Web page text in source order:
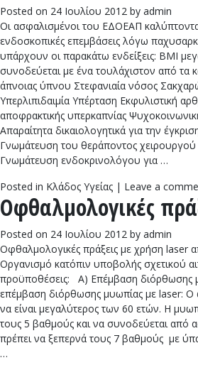
Posted on 24 Ιουλίου 2012 by admin
Οι ασφαλισμένοι του ΕΔΟΕΑΠ
ενδοσκοπικές επεμβάσεις λόγω
υπάρχουν οι παρακάτω ενδείξεις: BMI
συνοδεύεται με ένα τουλάχιστον από τα
άπνοιας ύπνου Στεφανιαία νόσος
Υπερλιπιδαιμία Υπέρταση Εκφυλιστική
αποφρακτικής υπερκαπνίας
Απαραίτητα δικαιολογητικά για την
Γνωμάτευση του θεράποντος
Γνωμάτευση ενδοκρινολόγου για …
Posted in Κλάδος Υγείας | Leave a
Οφθαλμολογικές
Posted on 24 Ιουλίου 2012 by admin
Οφθαλμολογικές πράξεις με χρήση laser
Οργανισμό κατόπιν υποβολής σχετικού
προϋποθέσεις: Α) Επέμβαση διόρθωσης
επέμβαση διόρθωσης μυωπίας με laser: Ο
να είναι μεγαλύτερος των 60 ετών. Η
τους 5 βαθμούς και να συνοδεύεται από
πρέπει να ξεπερνά τους 7 βαθμούς με
…